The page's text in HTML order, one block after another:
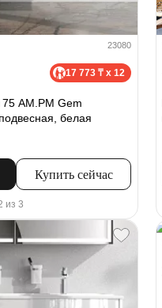
23080
17 773 ₸ x 12
AM.PM Gem
белая
Купить сейчас
из 3